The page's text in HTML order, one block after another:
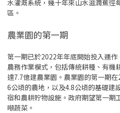
水灌溉系統，幾十年來山水滋潤蕉徑
區。
農業園的第一期
第一期已於2022年年底開始投入運
農務作業模式，包括傳統耕種、有機
達7.7億建農業園。農業園的第一期
6公頃的農地，以及4.8公頃的基礎建
宿和農耕貯物設施。政府期望第一期
噸蔬菜。